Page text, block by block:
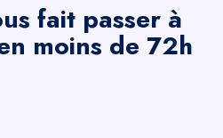
fait passer à
moins de 72h